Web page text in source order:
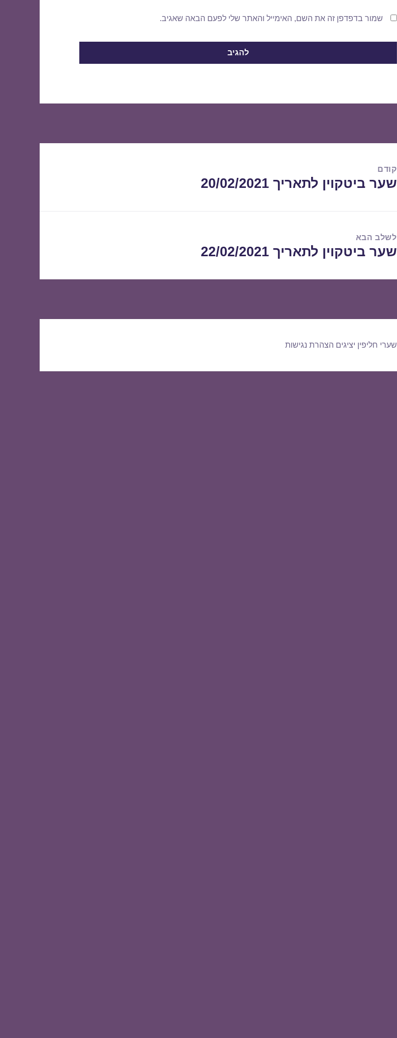
שמור בדפדפן זה את השם, האימייל והאתר שלי לפעם הבאה שאגיב.
קודם
הפוסט
שער ביטקוין לתאריך 20/02/2021
לשלב הבא
הפוסט
שער ביטקוין לתאריך 22/02/2021
שערי חליפין יציגים הצהרת נגישות